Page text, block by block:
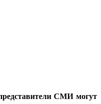
СМИ могут